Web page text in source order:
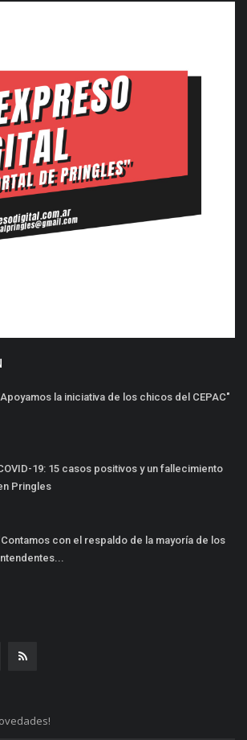
la iniciativa de los chicos del CEPAC"
19: 15 casos positivos y un fallecimiento
Pringles
con el respaldo de la mayoría de los